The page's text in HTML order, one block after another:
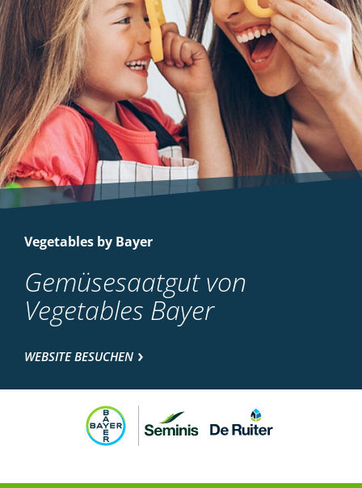
Vegetables by Bayer
Gemüsesaatgut von
Vegetables Bayer
WEBSITE BESUCHEN